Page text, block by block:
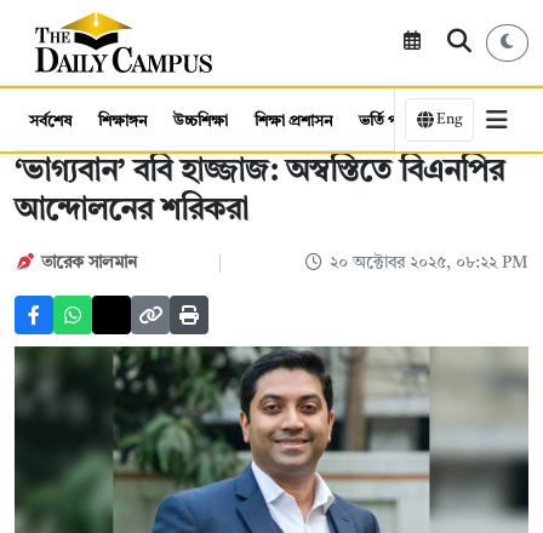
সর্বশেষ শিক্ষাঙ্গন উচ্চশিক্ষা শিক্ষা প্রশাসন ভর্তি পরীক্ষা কর্মসংস্থান
Eng
‘ভাগ্যবান’ ববি হাজ্জাজ: অস্বস্তিতে বিএনপির
আন্দোলনের শরিকরা
তারেক সালমান ২০ অক্টোবর ২০২৫, ০৮:২২ PM